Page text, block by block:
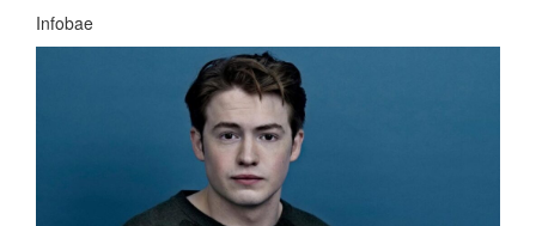
Infobae